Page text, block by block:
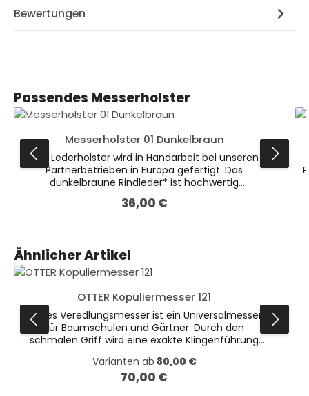
Bewertungen
Produktgalerie überspringen
Passendes Messerholster
Messerholster 01 Dunkelbraun
Das Lederholster wird in Handarbeit bei unseren
Partnerbetrieben in Europa gefertigt. Das
dunkelbraune Rindleder* ist hochwertig
optimalen Schutz.Auf der Rückseite befindet sich
Varianten. * Leder ist ein Naturprodukt. Farbliche
Abweichungen sind möglich.
Regulärer Preis:
36,00 €
Produktgalerie überspringen
Ähnlicher Artikel
OTTER Kopuliermesser 121
Dieses Veredlungsmesser ist ein Universalmesser
für Baumschulen und Gärtner. Durch den
schmalen Griff wird eine exakte Klingenführung
geschliffen, während die Rückseite einen geraden
Schliff besitzt. Auf 60 HRC gehärtet und fein
Varianten ab 80,00 €
Regulärer Preis:
70,00 €